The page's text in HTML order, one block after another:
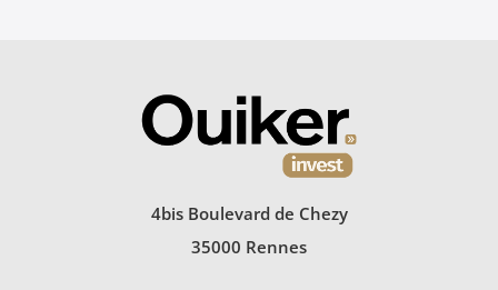
4bis Boulevard de Chezy
35000 Rennes